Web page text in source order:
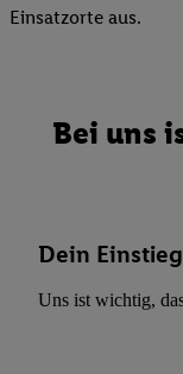
Einsatzorte aus.
Bei uns
Dein Einstieg
Uns ist wichtig,